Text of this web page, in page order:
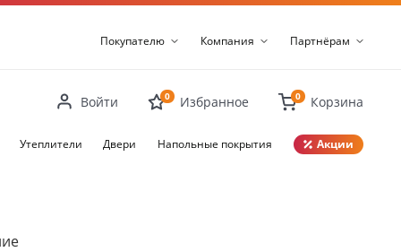
Покупателю Компания Партнёрам
Войти 0 Избранное 0 Корзина
Утеплители Двери Напольные покрытия Акции